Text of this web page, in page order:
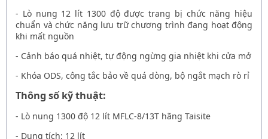
- Lò nung 12 lít 1300 độđược trang bị chức năng hiệu
chuẩn và chức năng lưu trữ chương trình đang hoạt động
khi mất nguồn
- Cảnh báo quá nhiệt, tự động ngừng gia nhiệt khi cửa mở
- Khóa ODS, công tắc bảo về quá dòng, bộ ngắt mạch rò rỉ
Thông số kỹ thuật:
- Lò nung 1300 độ 12 lít MFLC-8/13T hãng Taisite
- Dung tích: 12 lít